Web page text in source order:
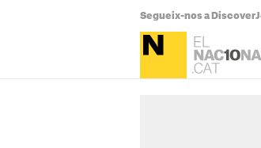
Segueix-nos a Discover